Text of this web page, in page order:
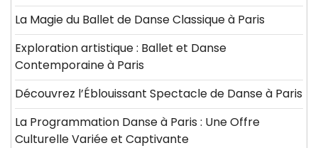
La Magie du Ballet de Danse Classique à Paris
Exploration artistique : Ballet et Danse
Contemporaine à Paris
Découvrez l’Éblouissant Spectacle de Danse à Paris
La Programmation Danse à Paris : Une Offre
Culturelle Variée et Captivante